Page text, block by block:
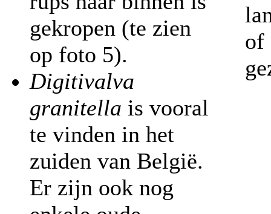
gekropen (te zien
op foto 5).
Digitivalva
granitella is vooral
te vinden in het
zuiden van België.
Er zijn ook nog
of